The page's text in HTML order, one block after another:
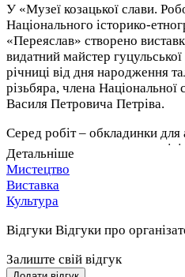
У «Музеї козацької слави.
Національного історико-
«Переяслав» створено
видатний майстер
річниці від дня народження
різьбяра, члена Національної
Василя Петровича Петріва.
Серед робіт – обкладинки для
рамки, рахви, скриньки,
декоровані традиційними
Створив серію сюжетно-
видатним діячам літератури:
Франку, Лесі Українці,
Підгірянці. Характерним для
бісером, перламутром,
Детальніше
Мистецтво
Виставка
Культура
Відгуки Відгуки про
Залиште свій відгук